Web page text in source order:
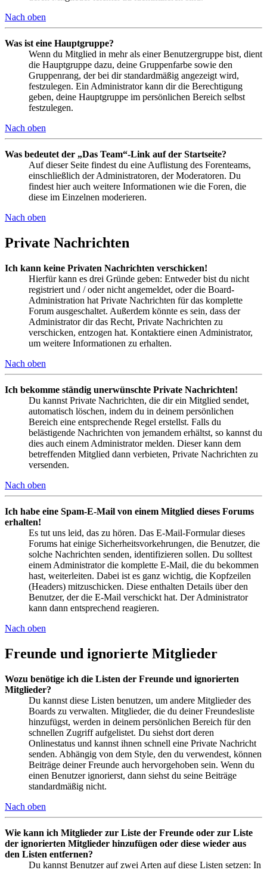
Nach oben
Was ist eine Hauptgruppe?
Wenn du Mitglied in mehr als einer Benutzergruppe bist, dient
die Hauptgruppe dazu, deine Gruppenfarbe sowie den
Gruppenrang, der bei dir standardmäßig angezeigt wird,
festzulegen. Ein Administrator kann dir die Berechtigung
geben, deine Hauptgruppe im persönlichen Bereich selbst
festzulegen.
Nach oben
Was bedeutet der „Das Team“-Link auf der Startseite?
Auf dieser Seite findest du eine Auflistung des Forenteams,
einschließlich der Administratoren, der Moderatoren. Du
findest hier auch weitere Informationen wie die Foren, die
diese im Einzelnen moderieren.
Nach oben
Private Nachrichten
Ich kann keine Privaten Nachrichten verschicken!
Hierfür kann es drei Gründe geben: Entweder bist du nicht
registriert und / oder nicht angemeldet, oder die Board-
Administration hat Private Nachrichten für das komplette
Forum ausgeschaltet. Außerdem könnte es sein, dass der
Administrator dir das Recht, Private Nachrichten zu
verschicken, entzogen hat. Kontaktiere einen Administrator,
um weitere Informationen zu erhalten.
Nach oben
Ich bekomme ständig unerwünschte Private Nachrichten!
Du kannst Private Nachrichten, die dir ein Mitglied sendet,
automatisch löschen, indem du in deinem persönlichen
Bereich eine entsprechende Regel erstellst. Falls du
belästigende Nachrichten von jemandem erhältst, so kannst du
dies auch einem Administrator melden. Dieser kann dem
betreffenden Mitglied dann verbieten, Private Nachrichten zu
versenden.
Nach oben
Ich habe eine Spam-E-Mail von einem Mitglied dieses Forums
erhalten!
Es tut uns leid, das zu hören. Das E-Mail-Formular dieses
Forums hat einige Sicherheitsvorkehrungen, die Benutzer, die
solche Nachrichten senden, identifizieren sollen. Du solltest
einem Administrator die komplette E-Mail, die du bekommen
hast, weiterleiten. Dabei ist es ganz wichtig, die Kopfzeilen
(Headers) mitzuschicken. Diese enthalten Details über den
Benutzer, der die E-Mail verschickt hat. Der Administrator
kann dann entsprechend reagieren.
Nach oben
Freunde und ignorierte Mitglieder
Wozu benötige ich die Listen der Freunde und ignorierten
Mitglieder?
Du kannst diese Listen benutzen, um andere Mitglieder des
Boards zu verwalten. Mitglieder, die du deiner Freundesliste
hinzufügst, werden in deinem persönlichen Bereich für den
schnellen Zugriff aufgelistet. Du siehst dort deren
Onlinestatus und kannst ihnen schnell eine Private Nachricht
senden. Abhängig von dem Style, den du verwendest, können
Beiträge deiner Freunde auch hervorgehoben sein. Wenn du
einen Benutzer ignorierst, dann siehst du seine Beiträge
standardmäßig nicht.
Nach oben
Wie kann ich Mitglieder zur Liste der Freunde oder zur Liste
der ignorierten Mitglieder hinzufügen oder diese wieder aus
den Listen entfernen?
Du kannst Benutzer auf zwei Arten auf diese Listen setzen: In